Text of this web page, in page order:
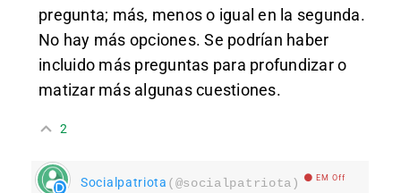
pregunta; más, menos o igual en la segunda.
No hay más opciones. Se podrían haber
incluido más preguntas para profundizar o
matizar más algunas cuestiones.
2
Socialpatriota (@socialpatriota) EM Off